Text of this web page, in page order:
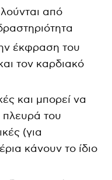
από
έκφραση του
τον καρδιακό
και μπορεί να
πλευρά του
(για
κάνουν το ίδιο